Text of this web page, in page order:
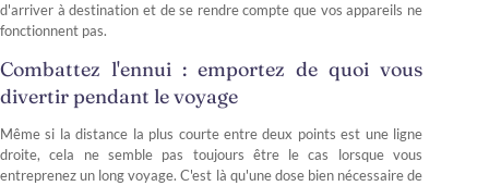
d'arriver à destination et de se rendre compte que vos appareils ne
fonctionnent pas.
Combattez l'ennui : emportez de quoi vous
divertir pendant le voyage
Même si la distance la plus courte entre deux points est une ligne
droite, cela ne semble pas toujours être le cas lorsque vous
entreprenez un long voyage. C'est là qu'une dose bien nécessaire de